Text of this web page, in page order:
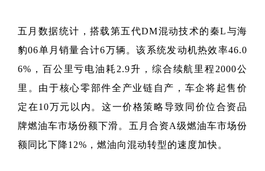
五月数据统计，搭载第五代DM混动技术的秦L与海
豹06单月销量合计6万辆。该系统发动机热效率46.0
6%，百公里亏电油耗2.9升，综合续航里程2000公
里。由于核心零部件全产业链自产，车企将起售价
定在10万元以内。这一价格策略导致同价位合资品
牌燃油车市场份额下滑。五月合资A级燃油车市场份
额同比下降12%，燃油向混动转型的速度加快。